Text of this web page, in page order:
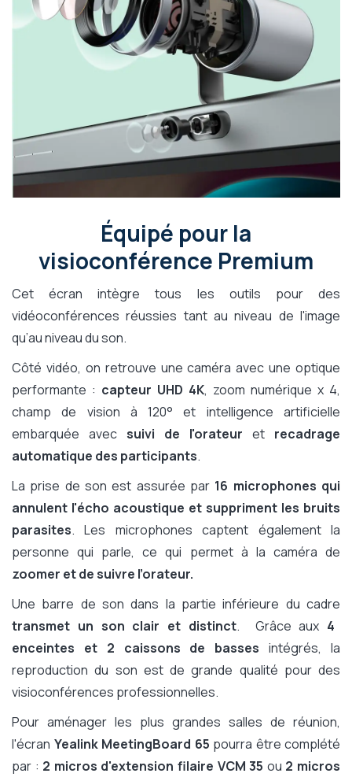
Équipé pour la
visioconférence Premium
Cet écran intègre tous les outils pour des
vidéoconférences réussies tant au niveau de l'image
qu’au niveau du son.
Côté vidéo, on retrouve une caméra avec une optique
performante : capteur UHD 4K, zoom numérique x 4,
champ de vision à 120° et intelligence artificielle
embarquée avec suivi de l'orateur et recadrage
automatique des participants.
La prise de son est assurée par 16 microphones qui
annulent l'écho acoustique et suppriment les bruits
parasites. Les microphones captent également la
personne qui parle, ce qui permet à la caméra de
zoomer et de suivre l’orateur.
Une barre de son dans la partie inférieure du cadre
transmet un son clair et distinct. Grâce aux 4
enceintes et 2 caissons de basses intégrés, la
reproduction du son est de grande qualité pour des
visioconférences professionnelles.
Pour aménager les plus grandes salles de réunion,
l'écran Yealink MeetingBoard 65 pourra être complété
par : 2 micros d'extension filaire VCM 35 ou 2 micros